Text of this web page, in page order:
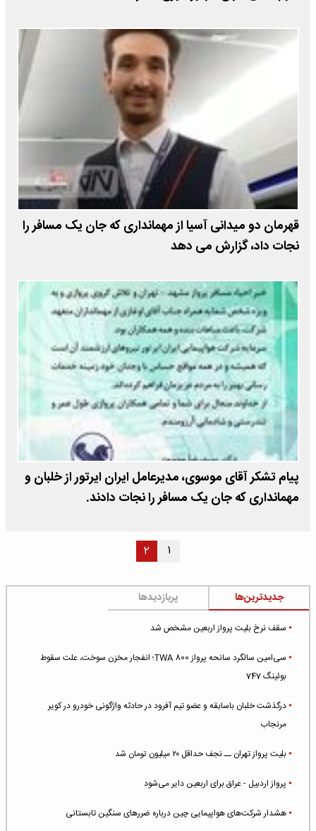
قهرمان دو میدانى آسیا از مهماندارى که جان یک مسافر را
نجات داد، گزارش مى دهد
پیام تشکر آقاى موسوی، مدیرعامل ایران ایرتور از خلبان و
مهمانداری که جان یک مسافر را نجات دادند.
۱ ۲
جدیدترین‌ها پربازدیدها
سقف نرخ بلیت پرواز اربعین مشخص شد
سی‌امین سالگرد سانحه پرواز TWA 800؛ انفجار مخزن سوخت، علت سقوط
بوئینگ 747
درگذشت خلبان باسابقه و عضو تیم آفرود در حادثه واژگونی خودرو در کویر
مرنجاب
بلیت پرواز تهران ــ نجف حداقل ۲۰ میلیون تومان شد
پرواز اردبیل - عراق برای اربعین دایر می‌شود
هشدار شرکت‌های هواپیمایی چین درباره ضررهای سنگین تابستانی